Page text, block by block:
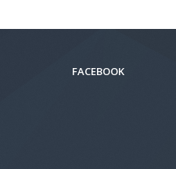
FACEBOOK